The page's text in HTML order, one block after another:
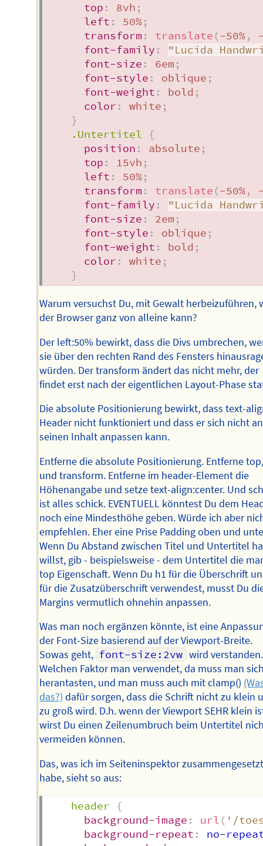
top : 8vh ;
left : 50%;
transform : translate (-50%,
font-family :
"Lucida
font-size : 6em ;
font-style : oblique ;
font-weight : bold ;
color : white ;
}
.Untertitel
{
position : absolute ;
top : 15vh ;
left : 50%;
transform : translate (-50%,
font-family :
"Lucida
font-size : 2em ;
font-style : oblique ;
font-weight : bold ;
color : white ;
}
Warum versuchst Du, mit Gewalt herbeizuführen,
der Browser ganz von alleine kann?
Der left:50% bewirkt, dass die Divs umbrechen,
sie über den rechten Rand des Fensters
würden. Der transform ändert das nicht mehr, der
findet erst nach der eigentlichen Layout-Phase
Die absolute Positionierung bewirkt, dass text-
Header nicht funktioniert und dass er sich nicht an
seinen Inhalt anpassen kann.
Entferne die absolute Positionierung. Entferne
und transform. Entferne im header-Element die
Höhenangabe und setze text-align:center. Und
ist alles schick. EVENTUELL könntest Du dem
noch eine Mindesthöhe geben. Würde ich aber
empfehlen. Eher eine Prise Padding oben und
Wenn Du Abstand zwischen Titel und Untertitel
willst, gib - beispielsweise - dem Untertitel die
top Eigenschaft. Wenn Du h1 für die Überschrift
für die Zusatzüberschrift verwendest, musst Du
Margins vermutlich ohnehin anpassen.
Was man noch ergänzen könnte, ist eine
der Font-Size basierend auf der Viewport-Breite.
Sowas geht, font-size:2vw wird verstanden.
Welchen Faktor man verwendet, da muss man
herantasten, und man muss auch mit clamp()
das?) dafür sorgen, dass die Schrift nicht zu klein
zu groß wird. D.h. wenn der Viewport SEHR klein
wirst Du einen Zeilenumbruch beim Untertitel
vermeiden können.
Das, was ich im Seiteninspektor
habe, sieht so aus:
header
{
background-image : url ( '/
background-repeat :
no-